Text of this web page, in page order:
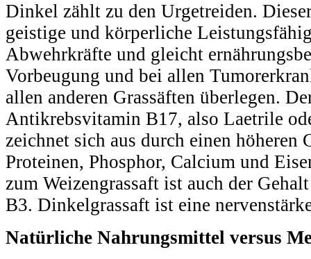
Dinkel zählt zu den Urgetreiden.
geistige und körperliche
Abwehrkräfte und gleicht
Vorbeugung und bei allen
allen anderen Grassäften überlegen.
Antikrebsvitamin B17, also Laetrile
zeichnet sich aus durch einen höheren
Proteinen, Phosphor, Calcium und
zum Weizengrassaft ist auch der
B3. Dinkelgrassaft ist eine
Natürliche Nahrungsmittel versus